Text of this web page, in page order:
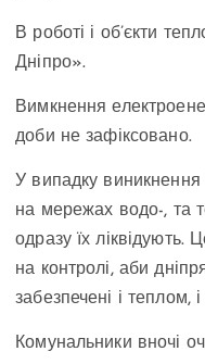
В роботі і об’єкти
Дніпро».
Вимкнення
доби не зафіксовано.
У випадку виникнення
на мережах водо-, та
одразу їх ліквідують.
на контролі, аби
забезпечені і теплом,
Комунальники вночі